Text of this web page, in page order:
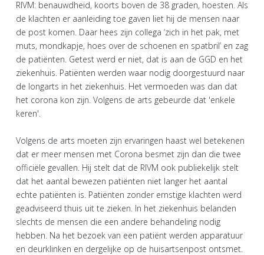
RIVM: benauwdheid, koorts boven de 38 graden, hoesten. Als
de klachten er aanleiding toe gaven liet hij de mensen naar
de post komen. Daar hees zijn collega ‘zich in het pak, met
muts, mondkapje, hoes over de schoenen en spatbril’ en zag
de patiënten. Getest werd er niet, dat is aan de GGD en het
ziekenhuis. Patiënten werden waar nodig doorgestuurd naar
de longarts in het ziekenhuis. Het vermoeden was dan dat
het corona kon zijn. Volgens de arts gebeurde dat 'enkele
keren'.
Volgens de arts moeten zijn ervaringen haast wel betekenen
dat er meer mensen met Corona besmet zijn dan die twee
officiële gevallen. Hij stelt dat de RIVM ook publiekelijk stelt
dat het aantal bewezen patiënten niet langer het aantal
echte patiënten is. Patiënten zonder ernstige klachten werd
geadviseerd thuis uit te zieken. In het ziekenhuis belanden
slechts de mensen die een andere behandeling nodig
hebben. Na het bezoek van een patiënt werden apparatuur
en deurklinken en dergelijke op de huisartsenpost ontsmet.